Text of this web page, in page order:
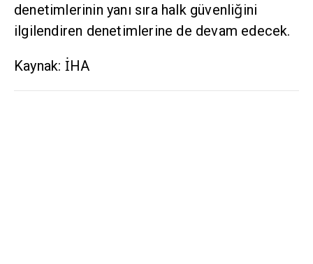
güvenliğini ilgilendiren denetimlerine de
devam edecek.
Kaynak: İHA